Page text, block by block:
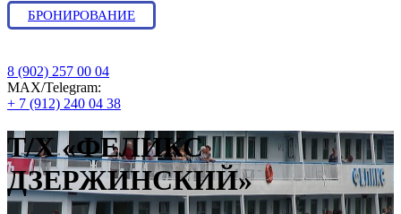
БРОНИРОВАНИЕ
8 (902) 257 00 04
МАХ/Telegram:
+ 7 (912) 240 04 38
Т/Х «ФЕЛИКС
ДЗЕРЖИНСКИЙ»